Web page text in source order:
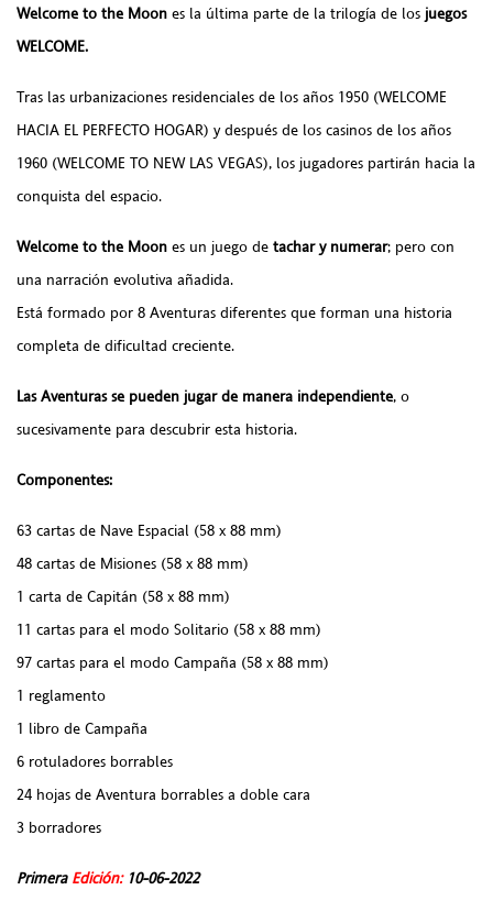
Welcome to the Moon es la última parte de la trilogía de los juegos
WELCOME.
Tras las urbanizaciones residenciales de los años 1950 (WELCOME
HACIA EL PERFECTO HOGAR) y después de los casinos de los años
1960 (WELCOME TO NEW LAS VEGAS), los jugadores partirán hacia la
conquista del espacio.
Welcome to the Moon es un juego de tachar y numerar; pero con
una narración evolutiva añadida.
Está formado por 8 Aventuras diferentes que forman una historia
completa de dificultad creciente.
Las Aventuras se pueden jugar de manera independiente, o
sucesivamente para descubrir esta historia.
Componentes:
63 cartas de Nave Espacial (58 x 88 mm)
48 cartas de Misiones (58 x 88 mm)
1 carta de Capitán (58 x 88 mm)
11 cartas para el modo Solitario (58 x 88 mm)
97 cartas para el modo Campaña (58 x 88 mm)
1 reglamento
1 libro de Campaña
6 rotuladores borrables
24 hojas de Aventura borrables a doble cara
3 borradores
PrimeraEdición: 10-06-2022